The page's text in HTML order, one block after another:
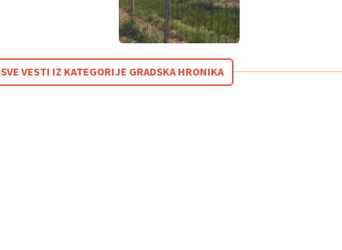
SVE VESTI IZ KATEGORIJE GRADSKA HRONIKA